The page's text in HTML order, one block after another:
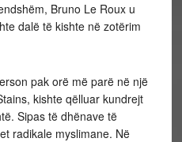
Bruno Le Roux u
dalë të kishte në zotërim
pak orë më parë në një
kishte qëlluar kundrejt
Sipas të dhënave të
radikale myslimane. Në